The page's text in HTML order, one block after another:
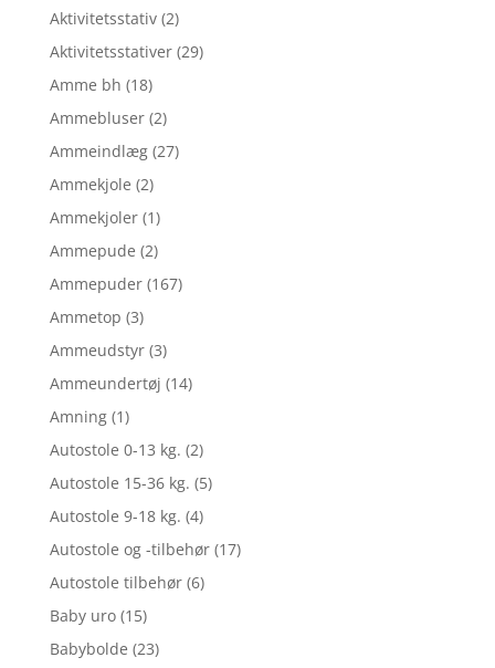
Aktivitetsstativ (2)
Aktivitetsstativer (29)
Amme bh (18)
Ammebluser (2)
Ammeindlæg (27)
Ammekjole (2)
Ammekjoler (1)
Ammepude (2)
Ammepuder (167)
Ammetop (3)
Ammeudstyr (3)
Ammeundertøj (14)
Amning (1)
Autostole 0-13 kg. (2)
Autostole 15-36 kg. (5)
Autostole 9-18 kg. (4)
Autostole og -tilbehør (17)
Autostole tilbehør (6)
Baby uro (15)
Babybolde (23)